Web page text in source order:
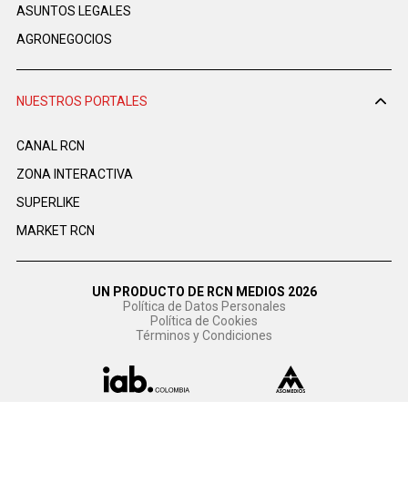
ASUNTOS LEGALES
AGRONEGOCIOS
NUESTROS PORTALES
CANAL RCN
ZONA INTERACTIVA
SUPERLIKE
MARKET RCN
UN PRODUCTO DE RCN MEDIOS 2026
Política de Datos Personales
Política de Cookies
Términos y Condiciones